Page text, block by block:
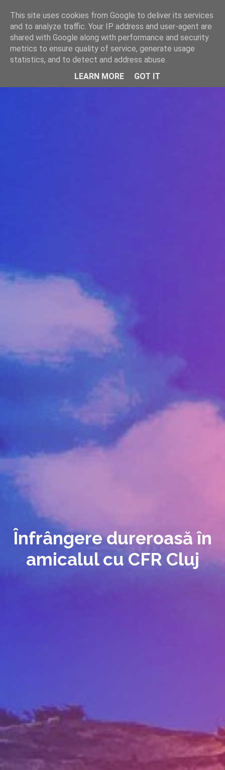
WWW.GAZISTI.RO
Înfrângere dureroasă în
amicalul cu CFR Cluj
This site uses cookies from Google to deliver its services
and to analyze traffic. Your IP address and user-agent are
shared with Google along with performance and security
metrics to ensure quality of service, generate usage
statistics, and to detect and address abuse.
LEARN MORE
GOT IT